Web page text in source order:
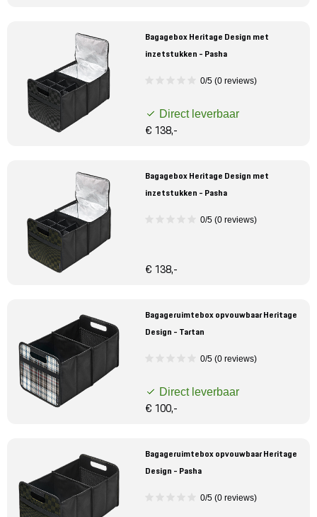
Bagagebox Heritage Design met
inzetstukken - Pasha
0/5 (0 reviews)
Direct leverbaar
€ 138,-
Bagagebox Heritage Design met
inzetstukken - Pasha
0/5 (0 reviews)
€ 138,-
Bagageruimtebox opvouwbaar Heritage
Design - Tartan
0/5 (0 reviews)
Direct leverbaar
€ 100,-
Bagageruimtebox opvouwbaar Heritage
Design - Pasha
0/5 (0 reviews)